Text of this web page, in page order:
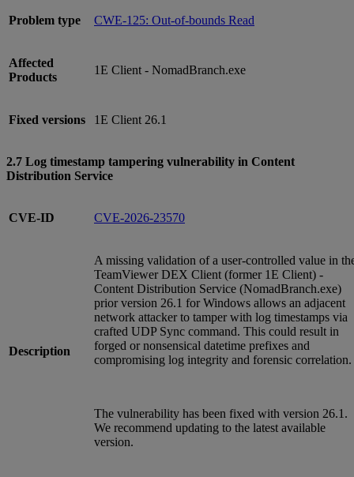
Problem type CWE-125: Out-of-bounds Read
Affected
Products
1E Client - NomadBranch.exe
Fixed versions 1E Client 26.1
2.7 Log timestamp tampering vulnerability in Content
Distribution Service
CVE-ID CVE-2026-23570
Description
A missing validation of a user-controlled value in
TeamViewer DEX Client (former 1E Client) -
Content Distribution Service (NomadBranch.exe)
prior version 26.1 for Windows allows an adjacent
network attacker to tamper with log timestamps via
crafted UDP Sync command. This could result in
forged or nonsensical datetime prefixes and
compromising log integrity and forensic correlation.
The vulnerability has been fixed with version 26.1.
We recommend updating to the latest available
version.